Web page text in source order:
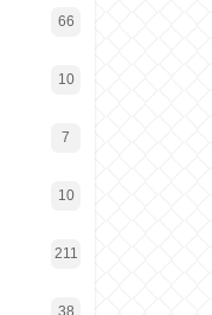
66
10
7
10
211